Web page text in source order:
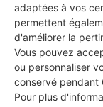
adaptées à vos
permettent
d'améliorer la
Vous pouvez
ou personnaliser
conservé pendant
Pour plus